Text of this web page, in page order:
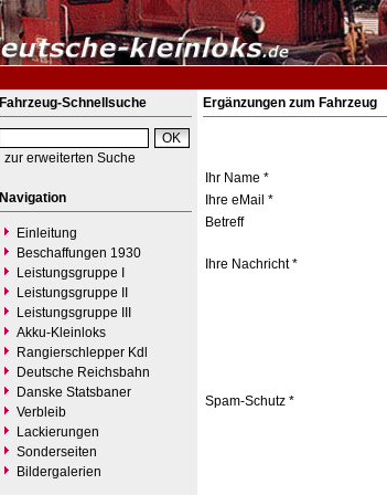
Fahrzeug-Schnellsuche
zur erweiterten Suche
Navigation
Einleitung
Beschaffungen 1930
Leistungsgruppe I
Leistungsgruppe II
Leistungsgruppe III
Akku-Kleinloks
Rangierschlepper Kdl
Deutsche Reichsbahn
Danske Statsbaner
Verbleib
Lackierungen
Sonderseiten
Bildergalerien
Ergänzungen zum Fahrzeug
Ihr Name *
Ihre eMail *
Betreff
Ihre Nachricht *
Spam-Schutz *